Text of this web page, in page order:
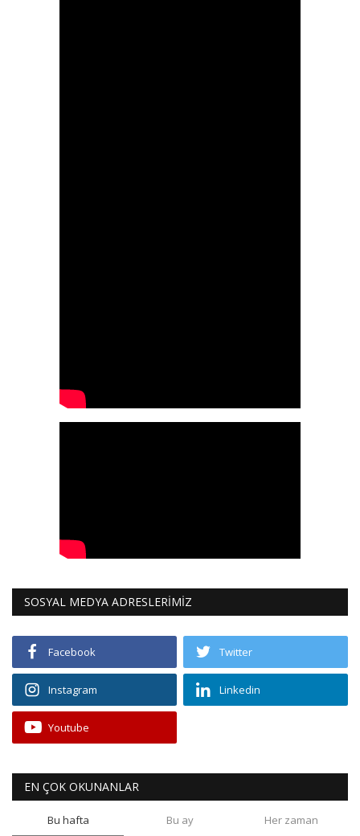
SOSYAL MEDYA ADRESLERİMİZ
Facebook Twitter
Instagram Linkedin
Youtube
EN ÇOK OKUNANLAR
Bu hafta Bu ay Her zaman